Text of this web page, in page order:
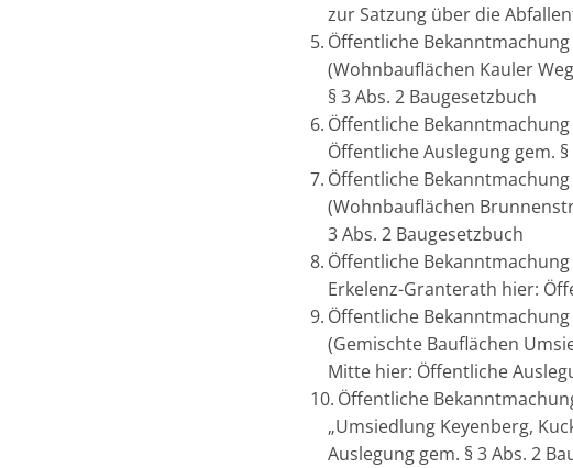
zur Satzung über die
Öffentliche
(Wohnbauflächen Kauler
§ 3 Abs. 2 Baugesetzbuch
Öffentliche Bekanntmachung
Öffentliche Auslegung gem.
Öffentliche
(Wohnbauflächen
3 Abs. 2 Baugesetzbuch
Öffentliche
Erkelenz-Granterath hier:
Öffentliche
(Gemischte Bauflächen
Mitte hier: Öffentliche
Öffentliche
„Umsiedlung Keyenberg,
Auslegung gem. § 3 Abs. 2